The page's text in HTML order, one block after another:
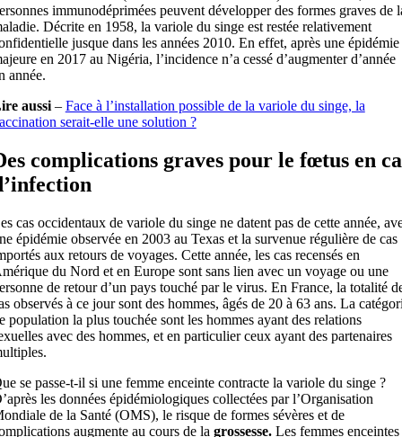
immunodéprimées peuvent développer des formes graves de
Décrite en 1958, la variole du singe est restée relativement
jusque dans les années 2010. En effet, après une épidémie
en 2017 au Nigéria, l’incidence n’a cessé d’augmenter d’année
année.
aussi– Face à l’installation possible de la variole du singe, la
serait-elle une solution ?
complications graves pour le fœtus en
cas occidentaux de variole du singe ne datent pas de cette année,
épidémie observée en 2003 au Texas et la survenue régulière de cas
aux retours de voyages. Cette année, les cas recensés en
du Nord et en Europe sont sans lien avec un voyage ou une
de retour d’un pays touché par le virus. En France, la totalité
observés à ce jour sont des hommes, âgés de 20 à 63 ans. La
population la plus touchée sont les hommes ayant des relations
avec des hommes, et en particulier ceux ayant des partenaires
se passe-t-il si une femme enceinte contracte la variole du singe ?
les données épidémiologiques collectées par l’Organisation
de la Santé (OMS), le risque de formes sévères et de
augmente au cours de la grossesse. Les femmes enceintes